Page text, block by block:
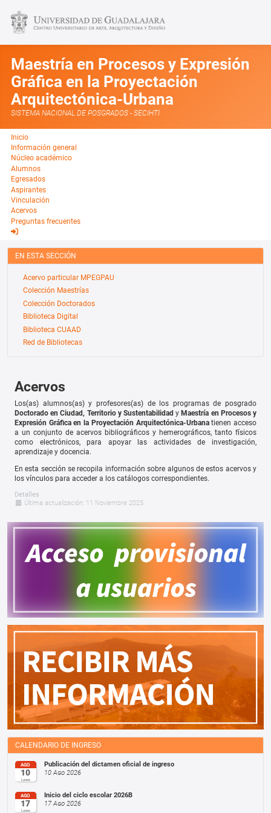
Maestría en Procesos y Expresión
Gráfica en la Proyectación
Arquitectónica-Urbana
SISTEMA NACIONAL DE POSGRADOS - SECIHTI
Inicio
Información general
Núcleo académico
Alumnos
Egresados
Aspirantes
Vinculación
Acervos
Preguntas frecuentes
EN ESTA SECCIÓN
Acervo particular MPEGPAU
Colección Maestrías
Colección Doctorados
Biblioteca Digital
Biblioteca CUAAD
Red de Bibliotecas
Acervos
Los(as) alumnos(as) y profesores(as) de los programas de posgrado
Doctorado en Ciudad, Territorio y Sustentabilidad y Maestría en Procesos y
Expresión Gráfica en la Proyectación Arquitectónica-Urbanatienen acceso
a un conjunto de acervos bibliográficos y hemerográficos, tanto físicos
como electrónicos, para apoyar las actividades de investigación,
aprendizaje y docencia.
En esta sección se recopila información sobre algunos de estos acervos y
los vínculos para acceder a los catálogos correspondientes.
Detalles
Última actualización: 11 Noviembre 2025
CALENDARIO DE INGRESO
AGO
10
Lunes
Publicación del dictamen oficial de ingreso
10 Ago 2026
AGO
17
Lunes
Inicio del ciclo escolar 2026B
17 Ago 2026